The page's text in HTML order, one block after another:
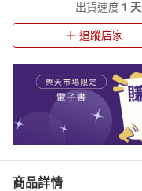
出貨速度 1 天
追蹤店家
商品詳情